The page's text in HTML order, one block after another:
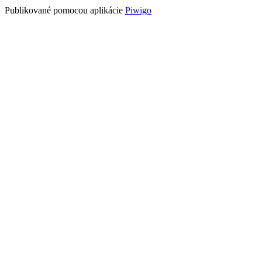
Publikované pomocou aplikácie Piwigo